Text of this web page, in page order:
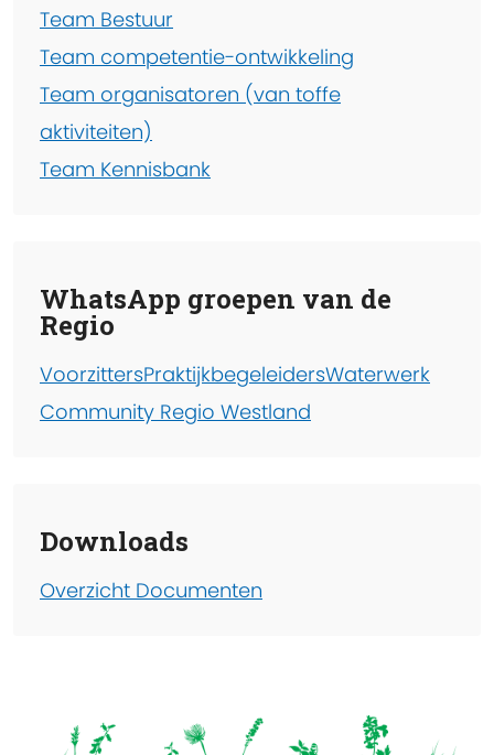
Team Bestuur
Team competentie-ontwikkeling
Team organisatoren (van toffe
aktiviteiten)
Team Kennisbank
WhatsApp groepen van de
Regio
VoorzittersPraktijkbegeleidersWaterwerk
Community Regio Westland
Downloads
Overzicht Documenten